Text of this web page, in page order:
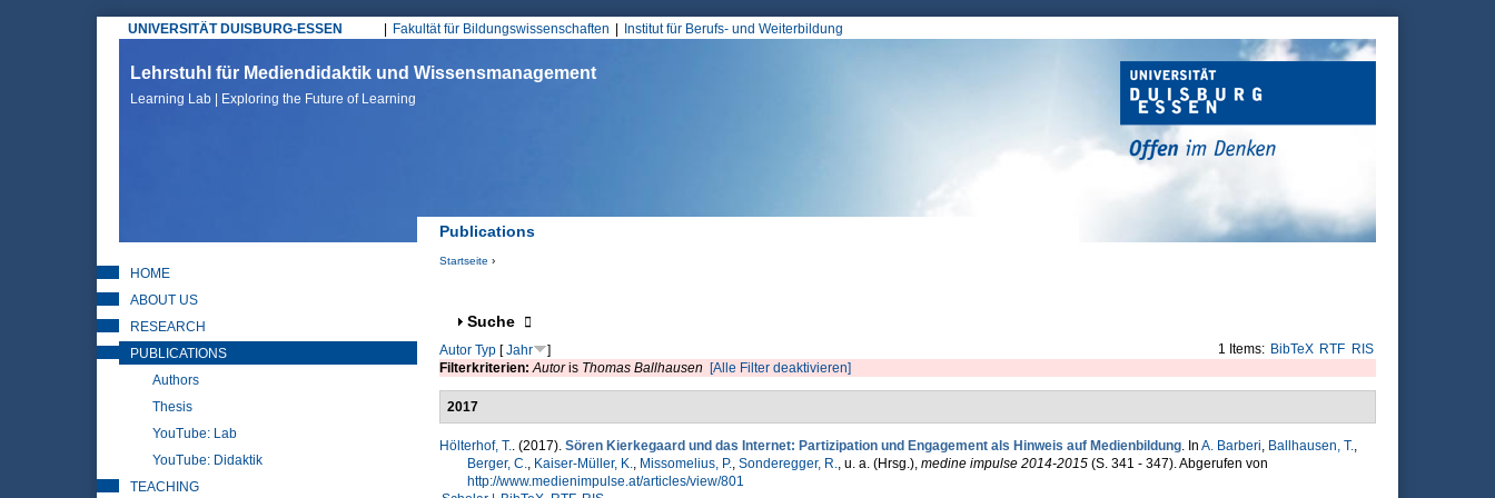
UNIVERSITÄT DUISBURG-ESSEN
Hauptmenü
Fakultät für Bildungswissenschaften Institut für Berufs- und Weiterbildung
Lehrstuhl für Mediendidaktik und Wissensmanagement
Learning Lab | Exploring the Future of Learning
Publications
Startseite ›
Anzeigen
Suche
1 Items: BibTeX RTF RIS
Autor Typ[Jahr
]
Filterkriterien:Autoris Thomas Ballhausen [Alle Filter deaktivieren]
2017
Hölterhof, T.. (2017). Sören Kierkegaard und das Internet: Partizipation und Engagement als Hinweis auf Medienbildung. In A. Barberi, Ballhausen, T.,
Berger, C., Kaiser-Müller, K., Missomelius, P., Sonderegger, R., u. a. (Hrsg.), medine impulse 2014-2015(S. 341 - 347). Abgerufen von
http://www.medienimpulse.at/articles/view/801
HOME
ABOUT US
RESEARCH
PUBLICATIONS
Authors
Thesis
YouTube: Lab
YouTube: Didaktik
TEACHING